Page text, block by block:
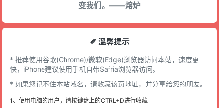
变我们。——熔炉
✐ 溫馨提示
* 推荐使用谷歌(Chrome)/微软(Edge)浏览器访问本站，速度更
快，iPhone建议使用手机自带Safria浏览器访问。
* 如果您记不住本站域名，请收藏该页地址，并分享给您的朋友。
1、使用电脑的用户，请按键盘上的CTRL+D进行收藏